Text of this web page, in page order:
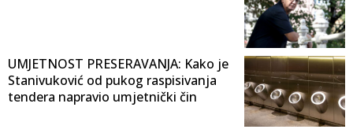
UMJETNOST PRESERAVANJA: Kako je
Stanivuković od pukog raspisivanja
tendera napravio umjetnički čin